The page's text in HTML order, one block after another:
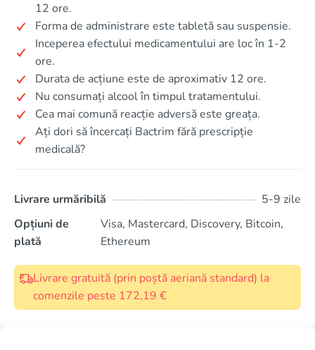
12 ore.
Forma de administrare este tabletă sau suspensie.
Inceperea efectului medicamentului are loc în 1-2
ore.
Durata de acțiune este de aproximativ 12 ore.
Nu consumați alcool în timpul tratamentului.
Cea mai comună reacție adversă este greața.
Ați dori să încercați Bactrim fără prescripție
medicală?
Livrare urmăribilă
5-9 zile
Opțiuni de
plată
Visa, Mastercard, Discovery, Bitcoin,
Ethereum
Livrare gratuită (prin poștă aeriană standard) la
comenzile peste 172,19 €